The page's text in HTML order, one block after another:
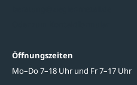
Öffnungszeiten
Mo–Do 7–18 Uhr und Fr 7–17 Uhr